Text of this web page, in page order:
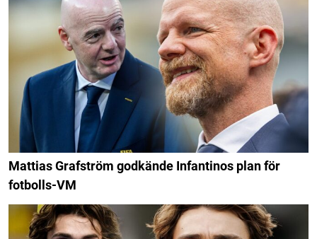
Mattias Grafström godkände Infantinos plan för
fotbolls-VM